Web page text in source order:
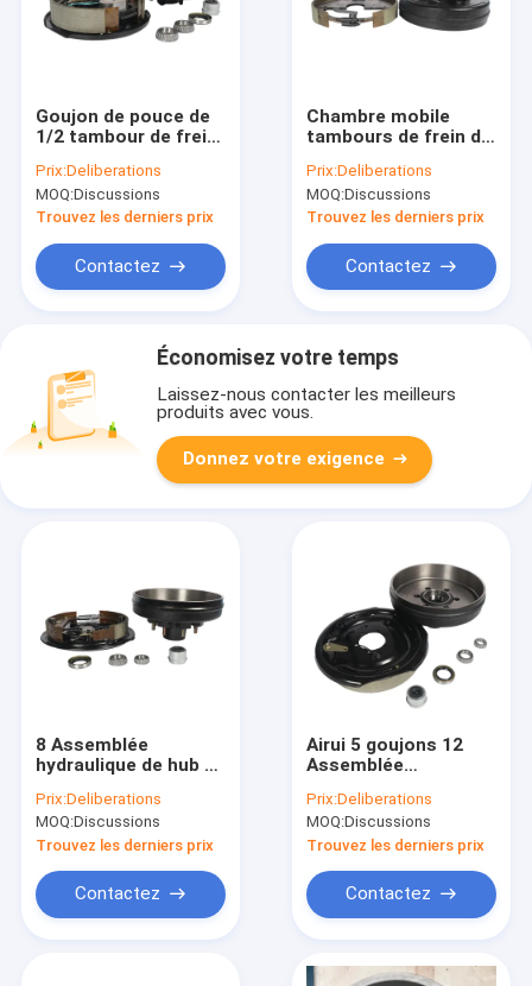
Goujon de pouce de
1/2 tambour de frein
pouces Assemblée
de hub de remorque
de bateau de 5
Prix:Deliberations
MOQ:Discussions
Trouvez les derniers prix
Contactez
Chambre mobile
tambours de frein de
pouces remorque
Axle Hub Assembly
de 6 crochets
Prix:Deliberations
MOQ:Discussions
Trouvez les derniers prix
Contactez
Économisez votre temps
Laissez-nous contacter les meilleurs
produits avec vous.
Donnez votre exigence
8 Assemblée
hydraulique de hub de
rechange de tambour
de frein de remorque
de pouce des
goujons 12x2
Prix:Deliberations
MOQ:Discussions
Trouvez les derniers prix
Contactez
Airui 5 goujons 12
Assemblée
de la remorque de
tambour de frein de
pouce 5x5
Prix:Deliberations
MOQ:Discussions
Trouvez les derniers prix
Contactez